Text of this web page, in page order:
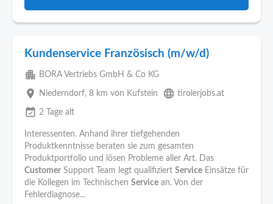
Kundenservice Französisch (m/w/d)
apartment BORA Vertriebs GmbH & Co KG
place Niederndorf, 8 km von Kufstein language tirolerjobs.at
event_available 2 Tage alt
Interessenten. Anhand ihrer tiefgehenden
Produktkenntnisse beraten sie zum gesamten
Produktportfolio und lösen Probleme aller Art. Das
Customer Support Team legt qualifiziert Service Einsätze für
die Kollegen im Technischen Service an. Von der
Fehlerdiagnose...